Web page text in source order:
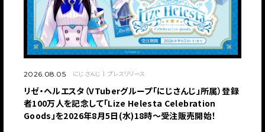
2026.08.05 にじさんじ プレスリリース
リゼ・ヘルエスタ（VTuberグループ「にじさんじ」所属）登録
者100万人を記念して「Lize Helesta Celebration
Goods」を2026年8月5日(水)18時～受注販売開始！